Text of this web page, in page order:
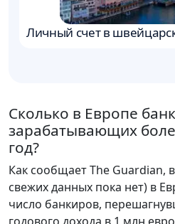
Личный счет в
Сколько в Европе
зарабатывающих
год?
Как сообщает The Guardian,
свежих данных пока нет) в
число банкиров,